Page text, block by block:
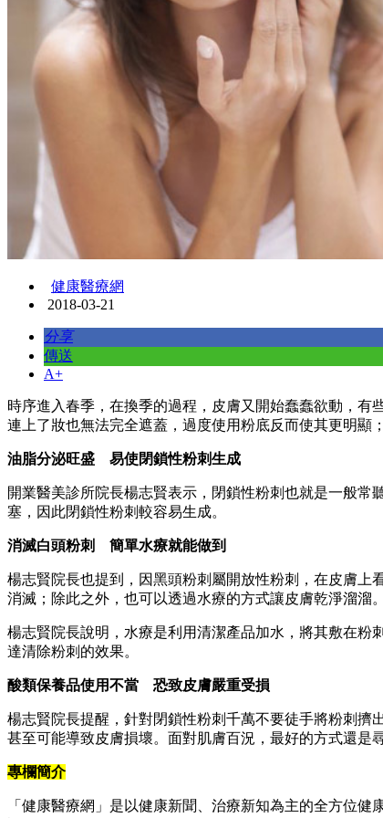
健康醫療網
2018-03-21
分享
傳送
A+
時序進入春季，在換季的過程，皮膚又開始蠢蠢欲動，
連上了妝也無法完全遮蓋，過度使用粉底反而使其更明顯
油脂分泌旺盛 易使閉鎖性粉刺生成
開業醫美診所院長楊志賢表示，閉鎖性粉刺也就是一般
塞，因此閉鎖性粉刺較容易生成。
消滅白頭粉刺 簡單水療就能做到
楊志賢院長也提到，因黑頭粉刺屬開放性粉刺，在皮膚
消滅；除此之外，也可以透過水療的方式讓皮膚乾淨溜溜。
楊志賢院長說明，水療是利用清潔產品加水，將其敷在粉
達清除粉刺的效果。
酸類保養品使用不當 恐致皮膚嚴重受損
楊志賢院長提醒，針對閉鎖性粉刺千萬不要徒手將粉刺
甚至可能導致皮膚損壞。面對肌膚百況，最好的方式還是
專欄簡介
「健康醫療網」是以健康新聞、治療新知為主的全方位